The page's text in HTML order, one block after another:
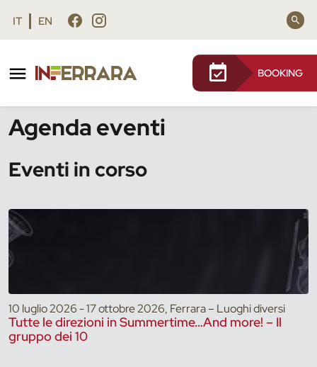
Vai al contenuto principale
Vai al footer
IT EN
BOOKING
Agenda eventi
Eventi in corso
10 luglio 2026 - 17 ottobre 2026, Ferrara – Luoghi diversi
Tutte le direzioni in Summertime…And more! – Il
gruppo dei 10